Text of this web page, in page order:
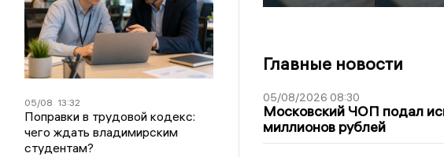
05/08 13:32
Поправки в трудовой кодекс:
чего ждать владимирским
студентам?
Главные новости
05/08/2026 08:30
Московский ЧОП подал
миллионов рублей